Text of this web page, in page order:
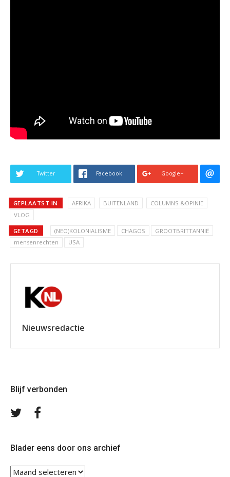
Twitter Facebook Google+
GEPLAATST IN AFRIKA BUITENLAND
COLUMNS &OPINIE
VLOG
GETAGD (NEO)KOLONIALISME CHAGOS
GROOTBRITTANNIË
mensenrechten
USA
Nieuwsredactie
Blijf verbonden
Volg
Blader eens door ons archief
Blader